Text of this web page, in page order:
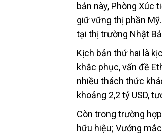
bản này, Phòng Xúc
giữ vững thị phần
tại thị trường Nhật
Kịch bản thứ hai là
khắc phục, vấn đề
nhiều thách thức
khoảng 2,2 tỷ USD,
Còn trong trường
hữu hiệu; Vướng